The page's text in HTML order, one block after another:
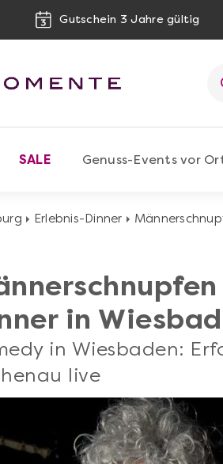
Gutschein 3 Jahre gültig
SALE Genuss-Events vor
Erlebnis-Dinner
in
in Wiesbaden:
live